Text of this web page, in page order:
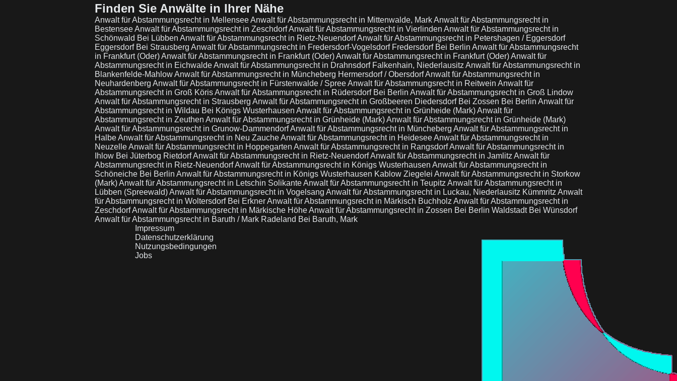
Finden Sie Anwälte in Ihrer Nähe
Anwalt für Abstammungsrecht in MellenseeAnwalt für Abstammungsrecht in Mittenwalde, MarkAnwalt für Abstammungsrecht in
BestenseeAnwalt für Abstammungsrecht in ZeschdorfAnwalt für Abstammungsrecht in Vierlinden Anwalt für Abstammungsrecht in
Schönwald Bei Lübben Anwalt für Abstammungsrecht in Rietz-NeuendorfAnwalt für Abstammungsrecht in Petershagen / Eggersdorf
Eggersdorf Bei Strausberg Anwalt für Abstammungsrecht in Fredersdorf-Vogelsdorf Fredersdorf Bei Berlin Anwalt für Abstammungsrecht
in Frankfurt (Oder)Anwalt für Abstammungsrecht in Frankfurt (Oder)Anwalt für Abstammungsrecht in Frankfurt (Oder)Anwalt für
Abstammungsrecht in EichwaldeAnwalt für Abstammungsrecht in Drahnsdorf Falkenhain, Niederlausitz Anwalt für Abstammungsrecht in
Blankenfelde-MahlowAnwalt für Abstammungsrecht in Müncheberg Hermersdorf / ObersdorfAnwalt für Abstammungsrecht in
Neuhardenberg Anwalt für Abstammungsrecht in Fürstenwalde / SpreeAnwalt für Abstammungsrecht in Reitwein Anwalt für
Abstammungsrecht in Groß KörisAnwalt für Abstammungsrecht in Rüdersdorf Bei Berlin Anwalt für Abstammungsrecht in Groß Lindow
Anwalt für Abstammungsrecht in Strausberg Anwalt für Abstammungsrecht in Großbeeren Diedersdorf Bei Zossen Bei Berlin Anwalt für
Abstammungsrecht in Wildau Bei Königs Wusterhausen Anwalt für Abstammungsrecht in Grünheide (Mark)Anwalt für
Abstammungsrecht in Zeuthen Anwalt für Abstammungsrecht in Grünheide (Mark)Anwalt für Abstammungsrecht in Grünheide (Mark)
Anwalt für Abstammungsrecht in Grunow-DammendorfAnwalt für Abstammungsrecht in Müncheberg Anwalt für Abstammungsrecht in
HalbeAnwalt für Abstammungsrecht in Neu ZaucheAnwalt für Abstammungsrecht in HeideseeAnwalt für Abstammungsrecht in
NeuzelleAnwalt für Abstammungsrecht in Hoppegarten Anwalt für Abstammungsrecht in RangsdorfAnwalt für Abstammungsrecht in
Ihlow Bei Jüterbog RietdorfAnwalt für Abstammungsrecht in Rietz-NeuendorfAnwalt für Abstammungsrecht in Jamlitz Anwalt für
Abstammungsrecht in Rietz-NeuendorfAnwalt für Abstammungsrecht in Königs Wusterhausen Anwalt für Abstammungsrecht in
Schöneiche Bei Berlin Anwalt für Abstammungsrecht in Königs Wusterhausen Kablow Ziegelei Anwalt für Abstammungsrecht in Storkow
(Mark)Anwalt für Abstammungsrecht in Letschin SolikanteAnwalt für Abstammungsrecht in Teupitz Anwalt für Abstammungsrecht in
Lübben (Spreewald)Anwalt für Abstammungsrecht in Vogelsang Anwalt für Abstammungsrecht in Luckau, Niederlausitz Kümmritz Anwalt
für Abstammungsrecht in Woltersdorf Bei ErknerAnwalt für Abstammungsrecht in Märkisch Buchholz Anwalt für Abstammungsrecht in
ZeschdorfAnwalt für Abstammungsrecht in Märkische HöheAnwalt für Abstammungsrecht in Zossen Bei Berlin Waldstadt Bei Wünsdorf
Anwalt für Abstammungsrecht in Baruth / Mark Radeland Bei Baruth, Mark
Impressum
Datenschutzerklärung
Nutzungsbedingungen
Jobs